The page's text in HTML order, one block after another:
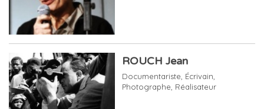
ROUCH Jean
Documentariste Écrivain
Photographe Réalisateur